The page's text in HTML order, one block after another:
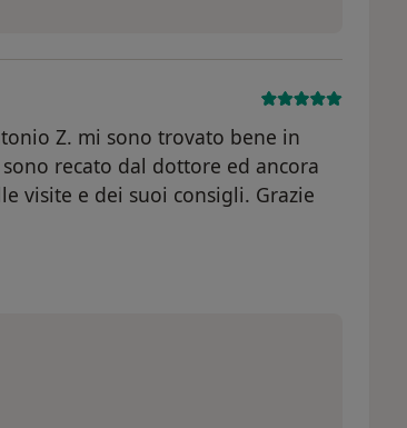
Z. mi sono trovato bene in
recato dal dottore ed ancora
visite e dei suoi consigli. Grazie